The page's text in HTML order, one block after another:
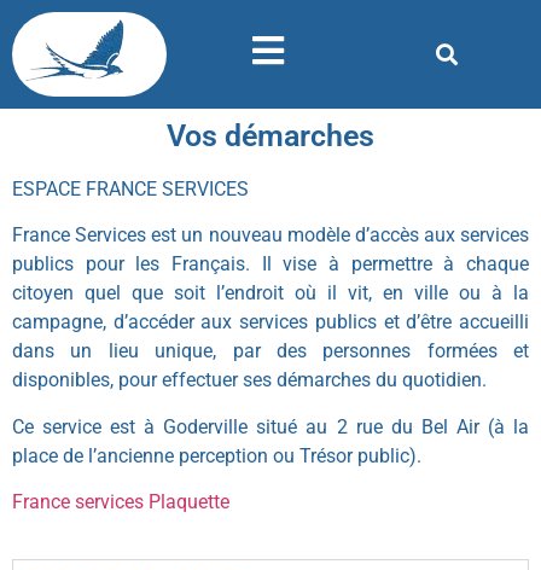
Vos démarches
ESPACE FRANCE SERVICES
France Services est un nouveau modèle d’accès aux services
publics pour les Français. Il vise à permettre à chaque
citoyen quel que soit l’endroit où il vit, en ville ou à la
campagne, d’accéder aux services publics et d’être accueilli
dans un lieu unique, par des personnes formées et
disponibles, pour effectuer ses démarches du quotidien.
Ce service est à Goderville situé au 2 rue du Bel Air (à la
place de l’ancienne perception ou Trésor public).
France services Plaquette